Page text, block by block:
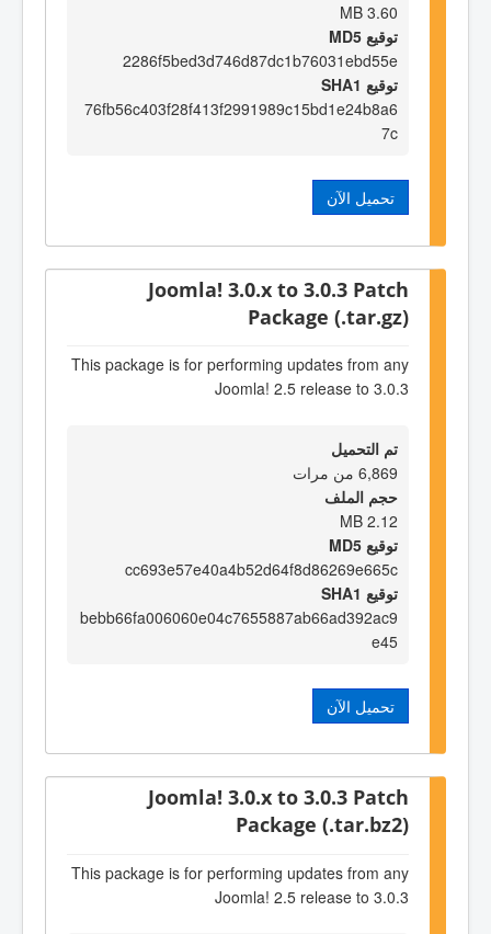
3.60 MB
توقيع MD5
2286f5bed3d746d87dc1b76031ebd55e
توقيع SHA1
76fb56c403f28f413f2991989c15bd1e24b8a6
7c
تحميل الآن
Joomla! 3.0.x to 3.0.3 Patch
Package (.tar.gz)
This package is for performing updates from any
Joomla! 2.5 release to 3.0.3
تم التحميل
6,869 من مرات
حجم الملف
2.12 MB
توقيع MD5
cc693e57e40a4b52d64f8d86269e665c
توقيع SHA1
bebb66fa006060e04c7655887ab66ad392ac9
e45
تحميل الآن
Joomla! 3.0.x to 3.0.3 Patch
Package (.tar.bz2)
This package is for performing updates from any
Joomla! 2.5 release to 3.0.3